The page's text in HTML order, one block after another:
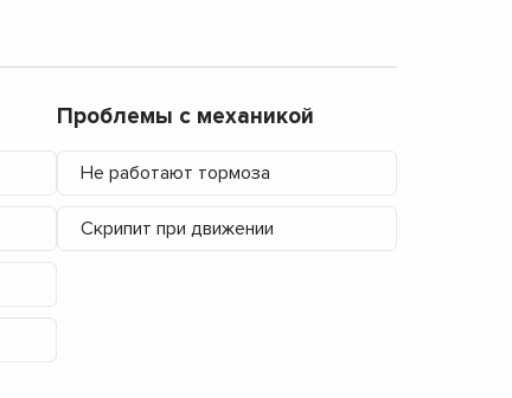
Проблемы с механикой
Не работают тормоза
Скрипит при движении